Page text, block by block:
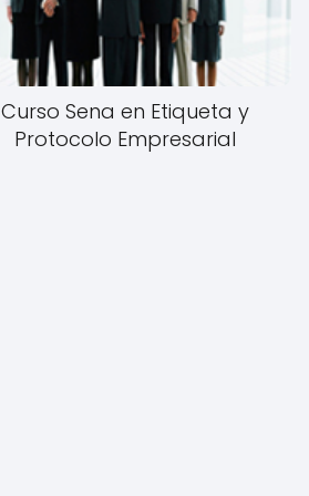
Curso Sena en Etiqueta y
Protocolo Empresarial